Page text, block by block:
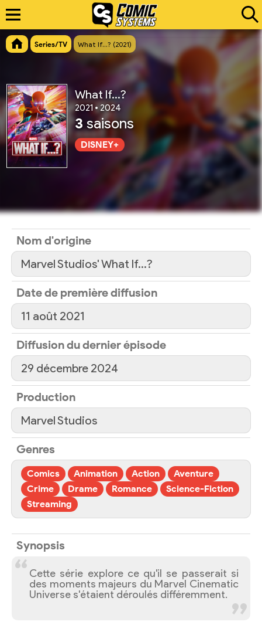
Series/TV What If…? (2021)
What If…?
2021 • 2024
3 saisons
DISNEY+
Nom d'origine
Marvel Studios' What If…?
Date de première diffusion
11 août 2021
Diffusion du dernier épisode
29 décembre 2024
Production
Marvel Studios
Genres
Comics Animation Action
Aventure
Crime
Drame Romance
Science-Fiction
Streaming
Synopsis
Cette série explore ce qu'il se passerait si
des moments majeurs du Marvel Cinematic
Universe s'étaient déroulés différemment.